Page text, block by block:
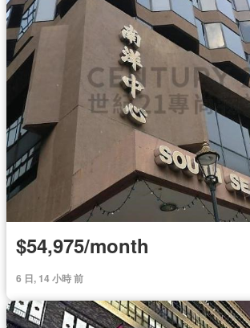
$54,975/month
6 日, 14 小時 前